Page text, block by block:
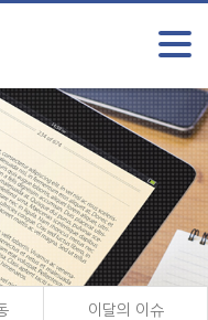
이달의 이슈